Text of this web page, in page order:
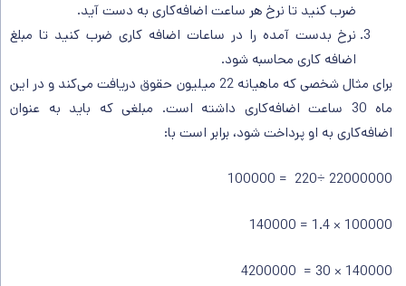
ضرب کنید تا نرخ هر ساعت اضافه‌کاری به دست آید.
نرخ بدست آمده را در ساعات اضافه کاری ضرب کنید تا مبلغ
اضافه کاری محاسبه شود.
برای مثال شخصی که ماهیانه 22 میلیون حقوق دریافت می‌کند و در این
ماه 30 ساعت اضافه‌کاری داشته است. مبلغی که باید به عنوان
اضافه‌کاری به او پرداخت شود، برابر است با:
22000000 ÷220 = 100000
100000 × 1.4 = 140000
140000 × 30 = 4200000